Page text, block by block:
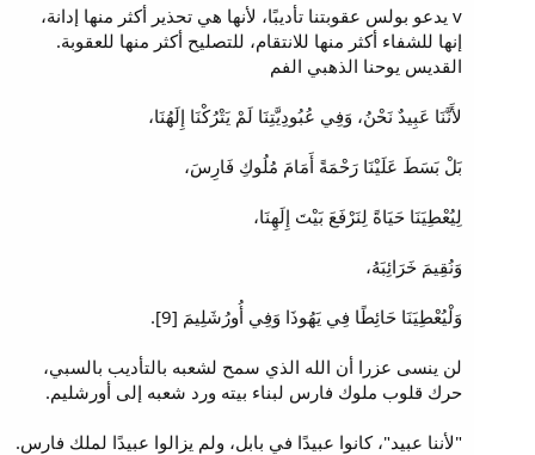
v يدعو بولس عقوبتنا تأديبًا، لأنها هي تحذير أكثر منها إدانة،
إنها للشفاء أكثر منها للانتقام، للتصليح أكثر منها للعقوبة.
القديس يوحنا الذهبي الفم
لأَنَّنَا عَبِيدٌ نَحْنُ، وَفِي عُبُودِيَّتِنَا لَمْ يَتْرُكْنَا إِلَهُنَا،
بَلْ بَسَطَ عَلَيْنَا رَحْمَةً أَمَامَ مُلُوكِ فَارِسَ،
لِيُعْطِيَنَا حَيَاةً لِنَرْفَعَ بَيْتَ إِلَهِنَا،
وَنُقِيمَ خَرَائِبَهُ،
وَلْيُعْطِيَنَا حَائِطًا فِي يَهُوذَا وَفِي أُورُشَلِيمَ [9].
لن ينسى عزرا أن الله الذي سمح لشعبه بالتأديب بالسبي،
حرك قلوب ملوك فارس لبناء بيته ورد شعبه إلى أورشليم.
"لأننا عبيد"، كانوا عبيدًا في بابل، ولم يزالوا عبيدًا لملك فارس.